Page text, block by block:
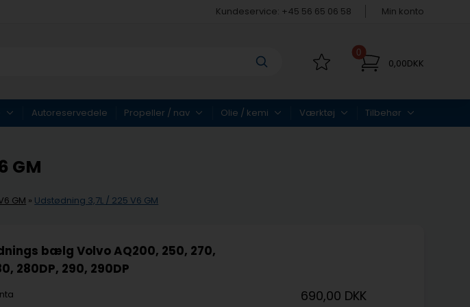
Kundeservice: +45 56 65 06 58 Min konto
0
0,00DKK
Autoreservedele Propeller / nav Olie / kemi Værktøj Tilbehør
GM
GM » Udstødning 3,7L / 225 V6 GM
bælg Volvo AQ200, 250, 270,
280DP, 290, 290DP
690,00 DKK